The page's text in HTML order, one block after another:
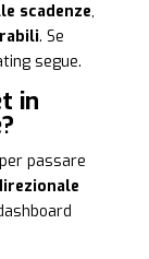
scadenze,
. Se
segue.
in
passare